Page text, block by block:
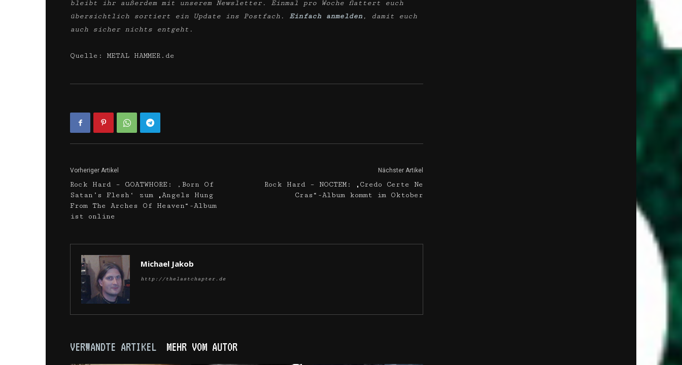
bleibt ihr außerdem mit unserem Newsletter. Einmal pro Woche flattert euch
übersichtlich sortiert ein Update ins Postfach.
Einfach anmelden , damit euch
auch sicher nichts entgeht.
Quelle: METAL HAMMER.de
Vorheriger Artikel
Rock Hard – GOATWHORE: ‚Born Of
Satan’s Flesh‘ zum „Angels Hung
From The Arches Of Heaven“-Album
ist online
Nächster Artikel
Rock Hard – NOCTEM: „Credo Certe Ne
Cras“-Album kommt im Oktober
Michael Jakob
http://thelastchapter.de
VERWANDTE ARTIKEL MEHR VOM AUTOR